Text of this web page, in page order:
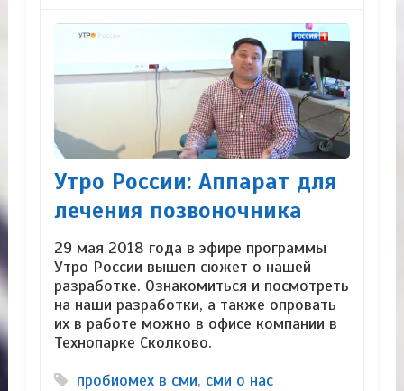
Утро России: Аппарат для
лечения позвоночника
29 мая 2018 года в эфире программы
Утро России вышел сюжет о нашей
разработке. Ознакомиться и посмотреть
на наши разработки, а также опровать
их в работе можно в офисе компании в
Технопарке Сколково.
пробиомех в сми, сми о нас